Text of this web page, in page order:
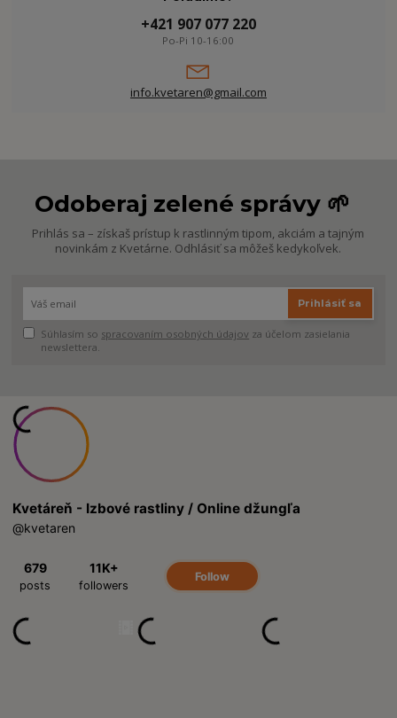
+421 907 077 220
Po-Pi 10-16:00
info.kvetaren@gmail.com
Odoberaj zelené správy 🌱
Prihlás sa – získaš prístup k rastlinným tipom, akciám a tajným
novinkám z Kvetárne. Odhlásiť sa môžeš kedykoľvek.
Prihlásiť sa
Súhlasím so spracovaním osobných údajov za účelom zasielania
newslettera.